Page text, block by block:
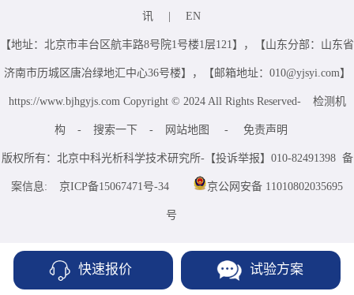
讯 EN
【地址：北京市丰台区航丰路8号院1号楼1层121】，【山东分部：山东省
济南市历城区唐冶绿地汇中心36号楼】，【邮箱地址：010@yjsyi.com】
https://www.bjhgyjs.com Copyright © 2024 All Rights Reserved- 检测机
构 - 搜索一下 - 网站地图 - 免责声明
版权所有：北京中科光析科学技术研究所-【投诉举报】010-82491398 备
案信息: 京ICP备15067471号-34 京公网安备 11010802035695
号
快速报价 试验方案